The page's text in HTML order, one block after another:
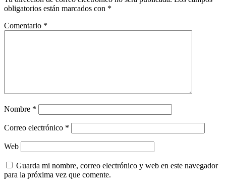
obligatorios están marcados con *
Comentario *
Nombre *
Correo electrónico *
Web
Guarda mi nombre, correo electrónico y web en este navegador
para la próxima vez que comente.